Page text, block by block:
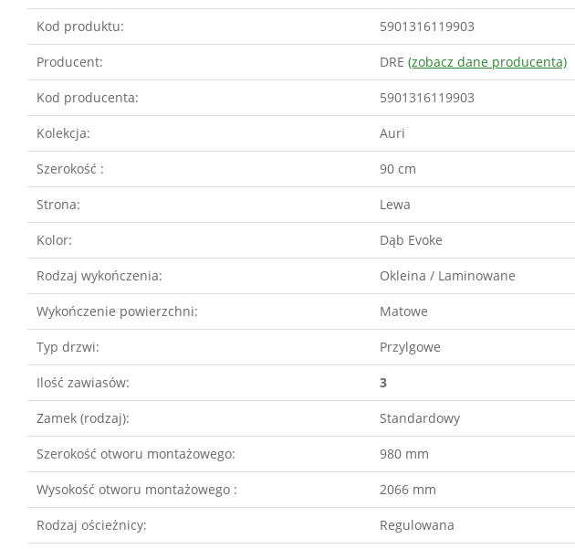
Kod produktu: 5901316119903
Producent: DRE (zobacz dane producenta)
Kod producenta: 5901316119903
Kolekcja: Auri
Szerokość : 90 cm
Strona: Lewa
Kolor: Dąb Evoke
Rodzaj wykończenia: Okleina / Laminowane
Wykończenie powierzchni: Matowe
Typ drzwi: Przylgowe
Ilość zawiasów: 3
Zamek (rodzaj): Standardowy
Szerokość otworu montażowego: 980 mm
Wysokość otworu montażowego : 2066 mm
Rodzaj ościeżnicy: Regulowana